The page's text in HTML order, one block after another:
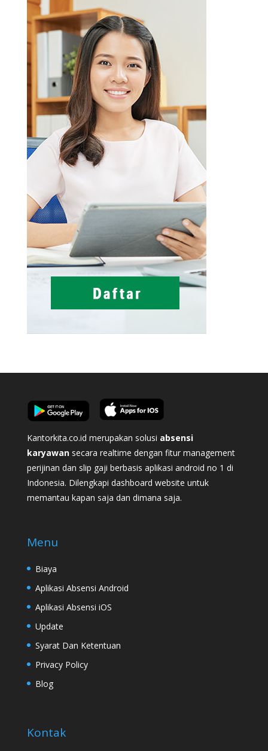
Kantorkita.co.id merupakan solusi absensi
karyawan secara realtime dengan fitur management
perijinan dan slip gaji berbasis aplikasi android no 1 di
Indonesia. Dilengkapi dashboard website untuk
memantau kapan saja dan dimana saja.
Menu
Biaya
Aplikasi Absensi Android
Aplikasi Absensi iOS
Update
Syarat Dan Ketentuan
Privacy Policy
Blog
Kontak